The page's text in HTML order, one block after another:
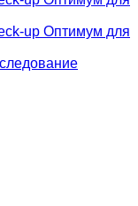
up Оптимум для